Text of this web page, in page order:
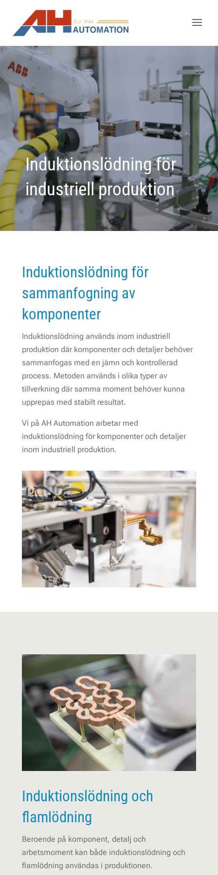
Induktionslödning för
industriell produktion
Induktionslödning för
sammanfogning av
komponenter
Induktionslödning används inom industriell
produktion där komponenter och detaljer behöver
sammanfogas med en jämn och kontrollerad
process. Metoden används i olika typer av
tillverkning där samma moment behöver kunna
upprepas med stabilt resultat.
Vi på AH Automation arbetar med
induktionslödning för komponenter och detaljer
inom industriell produktion.
Induktionslödning och
flamlödning
Beroende på komponent, detalj och
arbetsmoment kan både induktionslödning och
flamlödning användas i produktionen.